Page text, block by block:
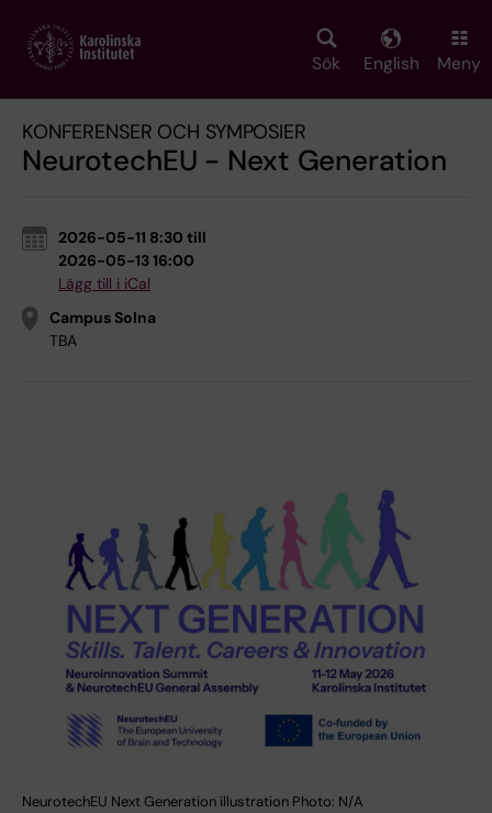
main
Sök English Meny
KONFERENSER OCH SYMPOSIER
NeurotechEU - Next Generation
2026-05-11 8:30 till
2026-05-13 16:00
Lägg till i iCal
Campus Solna
TBA
NeurotechEU Next Generation illustration Photo: N/A